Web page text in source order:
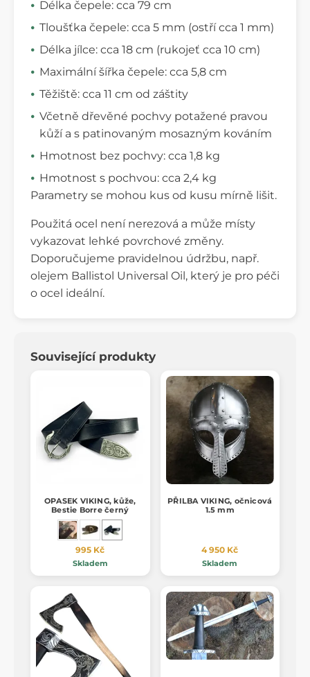
Délka čepele: cca 79 cm
Tloušťka čepele: cca 5 mm (ostří cca 1 mm)
Délka jílce: cca 18 cm (rukojeť cca 10 cm)
Maximální šířka čepele: cca 5,8 cm
Těžiště: cca 11 cm od záštity
Včetně dřevěné pochvy potažené pravou
kůží a s patinovaným mosazným kováním
Hmotnost bez pochvy: cca 1,8 kg
Hmotnost s pochvou: cca 2,4 kg
Parametry se mohou kus od kusu mírně lišit.
Použitá ocel není nerezová a může místy
vykazovat lehké povrchové změny.
Doporučujeme pravidelnou údržbu, např.
olejem Ballistol Universal Oil, který je pro péči
o ocel ideální.
Související produkty
OPASEK VIKING, kůže,
Bestie Borre černý
995 Kč
Skladem
PŘILBA VIKING, očnicová
1.5 mm
4 950 Kč
Skladem